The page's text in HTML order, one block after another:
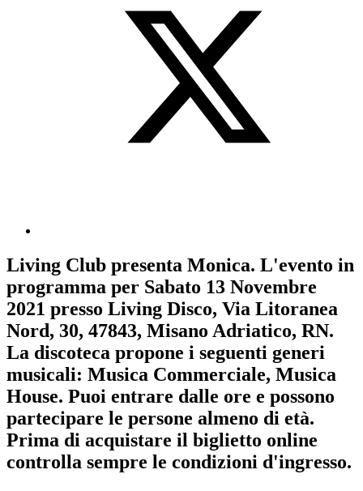
Living Club presenta Monica. L'evento in
programma per Sabato 13 Novembre
2021 presso Living Disco, Via Litoranea
Nord, 30, 47843, Misano Adriatico, RN.
La discoteca propone i seguenti generi
musicali: Musica Commerciale, Musica
House. Puoi entrare dalle ore e possono
partecipare le persone almeno di età.
Prima di acquistare il biglietto online
controlla sempre le condizioni d'ingresso.